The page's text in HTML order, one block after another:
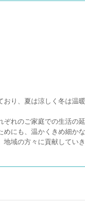
り、夏は涼しく冬は温
れのご家庭での生活の
にも、温かくきめ細か
域の方々に貢献していき